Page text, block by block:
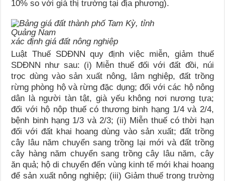
10% so với giá thị trường tại địa phương).
xác định giá đất nông nghiệp
Luật Thuế SDĐNN quy định việc miễn, giảm thuế
SDĐNN như sau: (i) Miễn thuế đối với đất đồi, núi
trọc dùng vào sản xuất nông, lâm nghiệp, đất trồng
rừng phòng hộ và rừng đặc dụng; đối với các hộ nông
dân là người tàn tật, già yếu không nơi nương tựa;
đối với hộ nộp thuế có thương binh hạng 1/4 và 2/4,
bệnh binh hạng 1/3 và 2/3; (ii) Miễn thuế có thời hạn
đối với đất khai hoang dùng vào sản xuất; đất trồng
cây lâu năm chuyển sang trồng lại mới và đất trồng
cây hàng năm chuyển sang trồng cây lâu năm, cây
ăn quả; hộ di chuyển đến vùng kinh tế mới khai hoang
để sản xuất nông nghiệp; (iii) Giảm thuế trong trường